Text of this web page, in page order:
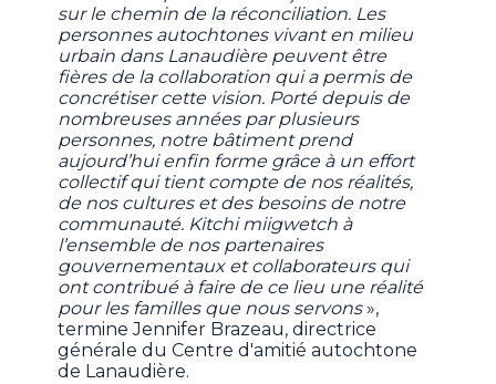
sur le chemin de la réconciliation. Les
personnes autochtones vivant en milieu
urbain dans Lanaudière peuvent être
fières de la collaboration qui a permis de
concrétiser cette vision. Porté depuis de
nombreuses années par plusieurs
personnes, notre bâtiment prend
aujourd’hui enfin forme grâce à un effort
collectif qui tient compte de nos réalités,
de nos cultures et des besoins de notre
communauté. Kitchi miigwetch à
l’ensemble de nos partenaires
gouvernementaux et collaborateurs qui
ont contribué à faire de ce lieu une réalité
pour les familles que nous servons»,
termine Jennifer Brazeau, directrice
générale du Centre d'amitié autochtone
de Lanaudière.